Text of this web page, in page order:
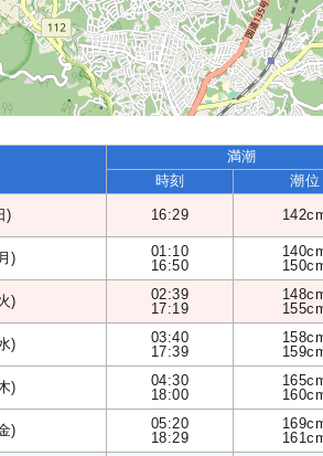
満潮
時刻 潮位
) 16:29
)
01:10
16:50
)
02:39
17:19
)
03:40
17:39
)
04:30
18:00
)
05:20
18:29